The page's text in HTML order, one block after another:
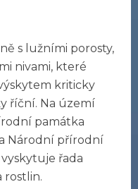
s lužními porosty,
nivami, které
kriticky
říční. Na území
památka
Národní přírodní
řada
rostlin.